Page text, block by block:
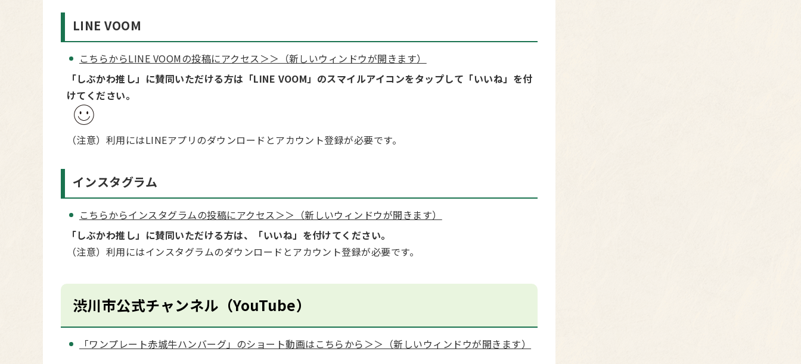
LINE VOOM
こちらからLINE VOOMの投稿にアクセス＞＞（新しいウィンドウが開きます）
「しぶかわ推し」に賛同いただける方は「LINE VOOM」のスマイルアイコンをタップして「いいね」を付
けてください。
（注意）利用にはLINEアプリのダウンロードとアカウント登録が必要です。
インスタグラム
こちらからインスタグラムの投稿にアクセス＞＞（新しいウィンドウが開きます）
「しぶかわ推し」に賛同いただける方は、「いいね」を付けてください。
（注意）利用にはインスタグラムのダウンロードとアカウント登録が必要です。
渋川市公式チャンネル（YouTube）
「ワンプレート赤城牛ハンバーグ」のショート動画はこちらから＞＞（新しいウィンドウが開きます）